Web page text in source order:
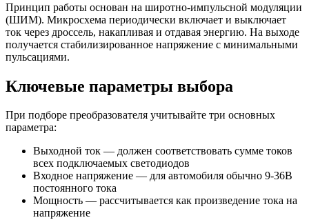
Принцип работы основан на широтно-импульсной модуляции
(ШИМ). Микросхема периодически включает и выключает
ток через дроссель, накапливая и отдавая энергию. На выходе
получается стабилизированное напряжение с минимальными
пульсациями.
Ключевые параметры выбора
При подборе преобразователя учитывайте три основных
параметра:
Выходной ток — должен соответствовать сумме токов
всех подключаемых светодиодов
Входное напряжение — для автомобиля обычно 9-36В
постоянного тока
Мощность — рассчитывается как произведение тока на
напряжение